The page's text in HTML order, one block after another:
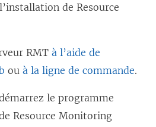
de Resource
RMT à l’aide de
ou à la ligne de commande.
le programme
Resource Monitoring